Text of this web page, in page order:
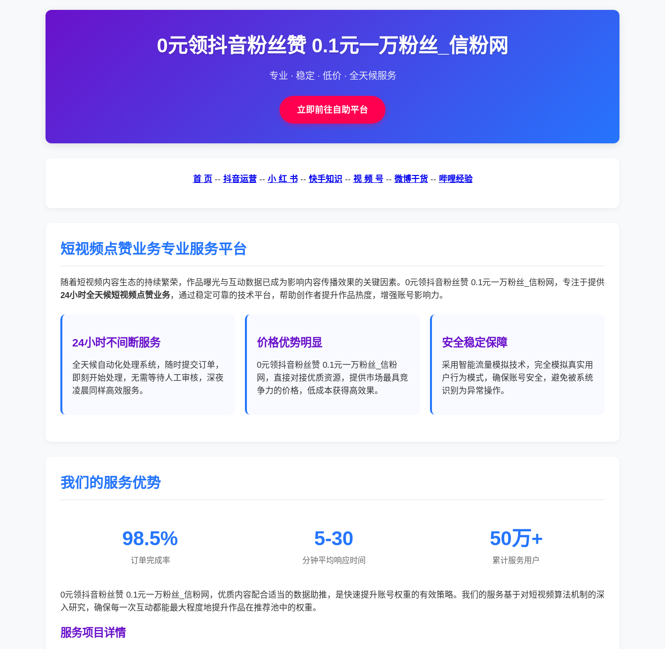
0元领抖音粉丝赞 0.1元一万粉丝_信粉网
专业 · 稳定 · 低价 · 全天候服务
立即前往自助平台
首 页 -- 抖音运营-- 小 红 书-- 快手知识 -- 视 频 号-- 微博干货-- 哔哩经验
短视频点赞业务专业服务平台
随着短视频内容生态的持续繁荣，作品曝光与互动数据已成为影响内容传播效果的关键因素。0元领抖音粉丝赞 0.1元一万粉丝_信粉网，专注于提供
24小时全天候短视频点赞业务，通过稳定可靠的技术平台，帮助创作者提升作品热度，增强账号影响力。
24小时不间断服务
全天候自动化处理系统，随时提交订单，
即刻开始处理，无需等待人工审核，深夜
凌晨同样高效服务。
价格优势明显
0元领抖音粉丝赞 0.1元一万粉丝_信粉
网，直接对接优质资源，提供市场最具竞
争力的价格，低成本获得高效果。
安全稳定保障
采用智能流量模拟技术，完全模拟真实用
户行为模式，确保账号安全，避免被系统
识别为异常操作。
我们的服务优势
98.5%
订单完成率
5-30
分钟平均响应时间
50万+
累计服务用户
0元领抖音粉丝赞 0.1元一万粉丝_信粉网，优质内容配合适当的数据助推，是快速提升账号权重的有效策略。我们的服务基于对短视频算法机制的深
入研究，确保每一次互动都能最大程度地提升作品在推荐池中的权重。
服务项目详情